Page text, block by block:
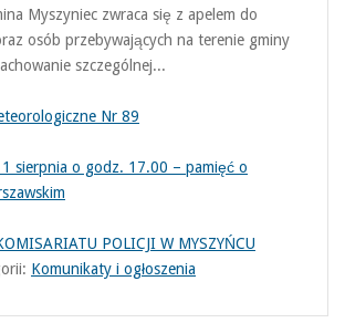
Myszyniec zwraca się z apelem do
osób przebywających na terenie gminy
szczególnej...
Nr 89
sierpnia o godz. 17.00 – pamięć o
POLICJI W MYSZYŃCU
Komunikaty i ogłoszenia